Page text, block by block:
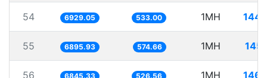
54 6929.05 533.00 1MH
55 6895.93 574.66 1MH
56 6845.33 526.56 1MH